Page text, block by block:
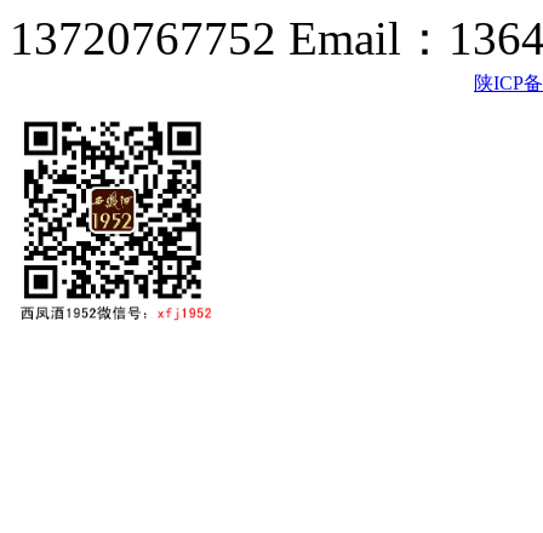
13720767752 Email：
陕ICP